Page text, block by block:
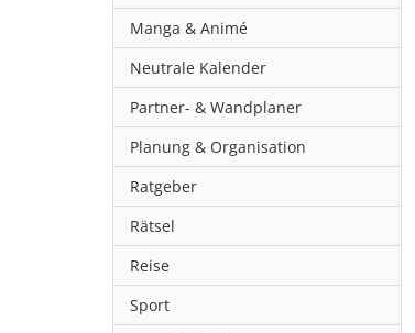
Manga & Animé
Neutrale Kalender
Partner- & Wandplaner
Planung & Organisation
Ratgeber
Rätsel
Reise
Sport